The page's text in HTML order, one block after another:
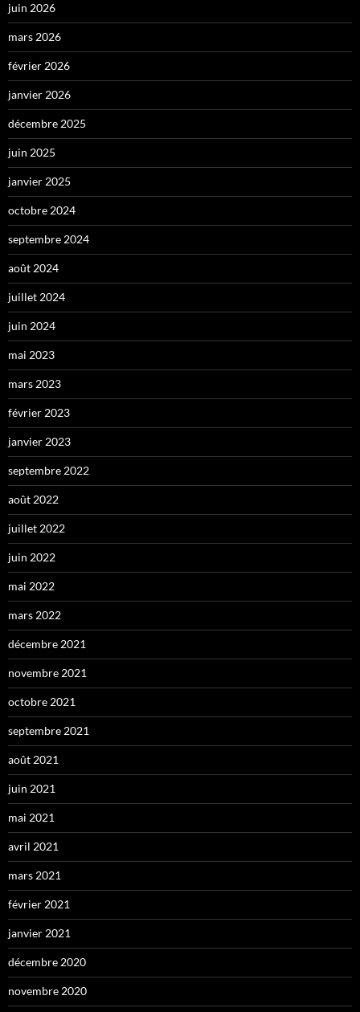
juin 2026
mars 2026
février 2026
janvier 2026
décembre 2025
juin 2025
janvier 2025
octobre 2024
septembre 2024
août 2024
juillet 2024
juin 2024
mai 2023
mars 2023
février 2023
janvier 2023
septembre 2022
août 2022
juillet 2022
juin 2022
mai 2022
mars 2022
décembre 2021
novembre 2021
octobre 2021
septembre 2021
août 2021
juin 2021
mai 2021
avril 2021
mars 2021
février 2021
janvier 2021
décembre 2020
novembre 2020